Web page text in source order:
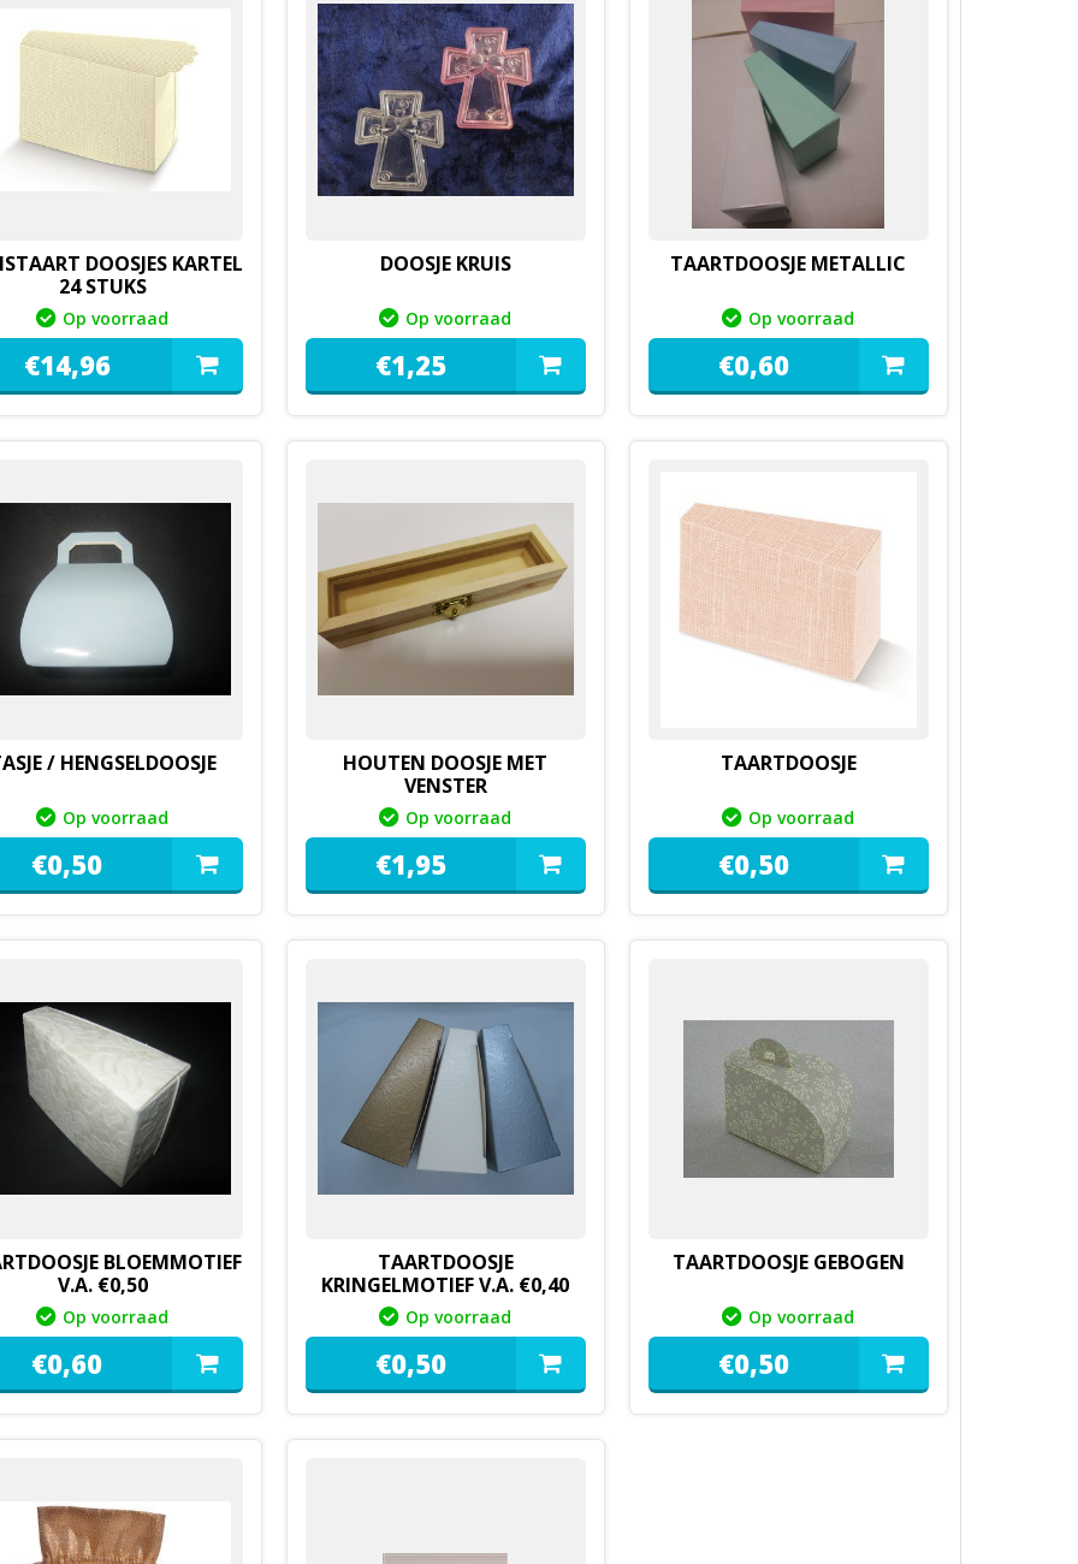
DOOSJES KARTEL
24 STUKS
Op voorraad
€14,96
DOOSJE KRUIS
Op voorraad
€1,25
TAARTDOOSJE METALLIC
Op voorraad
€0,60
/ HENGSELDOOSJE
Op voorraad
€0,50
HOUTEN DOOSJE MET
VENSTER
Op voorraad
€1,95
TAARTDOOSJE
Op voorraad
€0,50
BLOEMMOTIEF
V.A. €0,50
Op voorraad
€0,60
TAARTDOOSJE
KRINGELMOTIEF V.A. €0,40
Op voorraad
€0,50
TAARTDOOSJE GEBOGEN
Op voorraad
€0,50